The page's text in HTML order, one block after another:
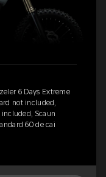
6 Days Extreme
not included,
Scaun
60 de cai